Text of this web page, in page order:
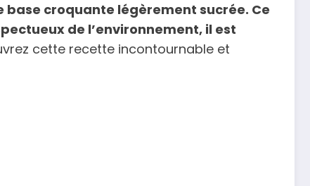
croquante légèrement sucrée. Ce
de l’environnement, il est
cette recette incontournable et